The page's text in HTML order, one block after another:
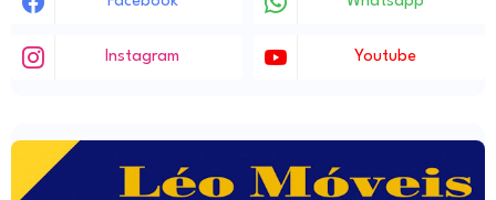
Instagram Youtube